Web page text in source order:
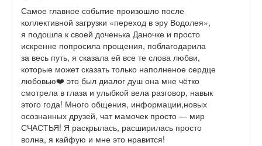
Самое главное событие произошло после
коллективной загрузки «переход в эру Водолея»,
я подошла к своей доченька Даночке и просто
искренне попросила прощения, поблагодарила
за весь путь, я сказала ей все те слова любви,
которые может сказать только наполненое сердце
любовью❤️ это был диалог душ она мне чётко
смотрела в глаза и улыбкой вела разговор, навык
этого года! Много общения, информации,новых
осознанных друзей, чат мамочек просто — мир
СЧАСТЬЯ! Я раскрылась, расширилась просто
волна, я кайфую и мне это нравится!